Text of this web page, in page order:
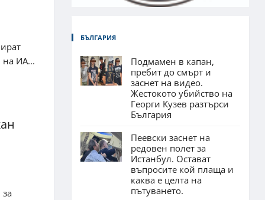
на ИА...
БЪЛГАРИЯ
Подмамен в капан,
пребит до смърт и
заснет на видео.
Жестокото убийство на
Георги Кузев разтърси
България
Пеевски заснет на
редовен полет за
Истанбул. Остават
въпросите кой плаща и
каква е целта на
пътуването.